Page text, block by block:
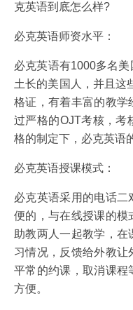
克英语到底怎么样?
必克英语师资水平：
必克英语有1000多名
土长的美国人，并且这
格证，有着丰富的教学
过严格的OJT考核，考
格的制定下，必克英语
必克英语授课模式：
必克英语采用的电话
便的，与在线授课的模
助教两人一起教学，
习情况，反馈给外教让
平常的约课，取消课程
方便。